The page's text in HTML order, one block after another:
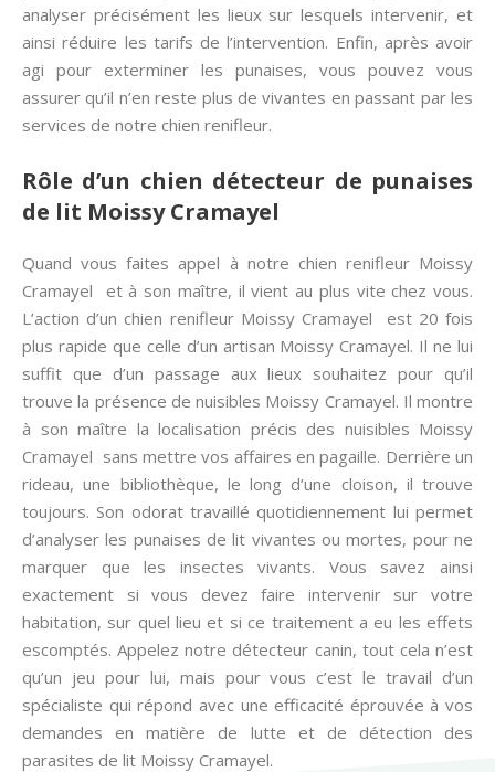
analyser précisément les lieux sur lesquels intervenir, et
ainsi réduire les tarifs de l’intervention. Enfin, après avoir
agi pour exterminer les punaises, vous pouvez vous
assurer qu’il n’en reste plus de vivantes en passant par les
services de notre chien renifleur.
Rôle d’un chien détecteur de punaises
de lit Moissy Cramayel
Quand vous faites appel à notre chien renifleur Moissy
Cramayel et à son maître, il vient au plus vite chez vous.
L’action d’un chien renifleur Moissy Cramayel est 20 fois
plus rapide que celle d’un artisan Moissy Cramayel. Il ne lui
suffit que d’un passage aux lieux souhaitez pour qu’il
trouve la présence de nuisibles Moissy Cramayel. Il montre
à son maître la localisation précis des nuisibles Moissy
Cramayel sans mettre vos affaires en pagaille. Derrière un
rideau, une bibliothèque, le long d’une cloison, il trouve
toujours. Son odorat travaillé quotidiennement lui permet
d’analyser les punaises de lit vivantes ou mortes, pour ne
marquer que les insectes vivants. Vous savez ainsi
exactement si vous devez faire intervenir sur votre
habitation, sur quel lieu et si ce traitement a eu les effets
escomptés. Appelez notre détecteur canin, tout cela n’est
qu’un jeu pour lui, mais pour vous c’est le travail d’un
spécialiste qui répond avec une efficacité éprouvée à vos
demandes en matière de lutte et de détection des
parasites de lit Moissy Cramayel.